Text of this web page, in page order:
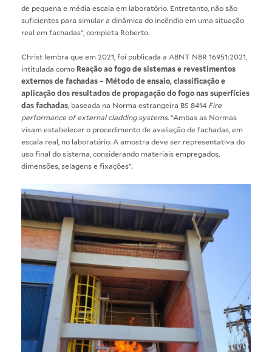
de pequena e média escala em laboratório. Entretanto, não são
suficientes para simular a dinâmica do incêndio em uma situação
real em fachadas”, completa Roberto.
Christ lembra que em 2021, foi publicada a ABNT NBR 16951:2021,
intitulada como Reação ao fogo de sistemas e revestimentos
externos de fachadas – Método de ensaio, classificação e
aplicação dos resultados de propagação do fogo nas superfícies
das fachadas , baseada na Norma estrangeira BS 8414 Fire
performance of external cladding systems. “Ambas as Normas
visam estabelecer o procedimento de avaliação de fachadas, em
escala real, no laboratório. A amostra deve ser representativa do
uso final do sistema, considerando materiais empregados,
dimensões, selagens e fixações”.